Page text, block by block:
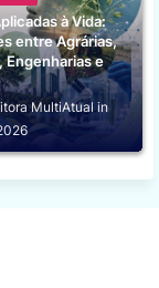
à Vida:
entre Agrárias,
Engenharias e
MultiAtual